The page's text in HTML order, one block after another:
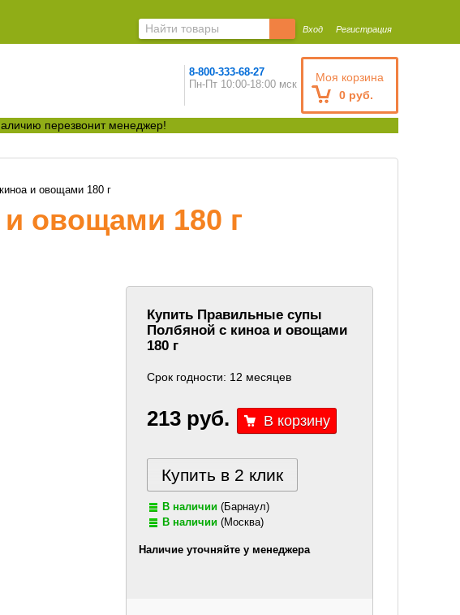
Вход Регистрация
Моя корзина
0 руб.
8-800-333-68-27
Пн-Пт 10:00-18:00 мск
перезвонит менеджер!
и овощами 180 г
овощами 180 г
Купить Правильные супы
Полбяной с киноа и овощами
180 г
Срок годности: 12 месяцев
213 руб.
Купить в 2 клик
В наличии (Барнаул)
В наличии (Москва)
Наличие уточняйте у менеджера